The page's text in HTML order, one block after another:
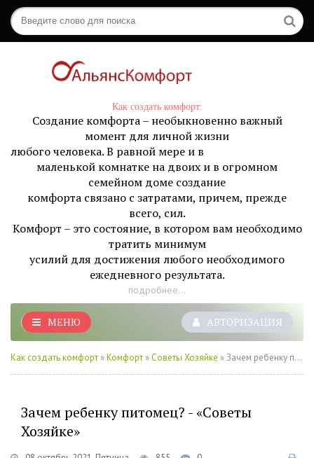
Как создать комфорт:
Создание комфорта – необыкновенно важный
момент для личной жизни
любого человека. В равной мере и в
маленькой комнатке на двоих и в огромном
семейном доме создание
комфорта связано с затратами, причем, прежде
всего, сил.
Комфорт – это состояние, в котором вам необходимо
тратить минимум
усилий для достижения любого необходимого
ежедневного результата.
подробнее...
АВТОРИЗАЦИЯ
МЕНЮ
Как создать комфорт »Комфорт »Советы Хозяйке » Зачем ребенку питомец? - «Советы Хозяйке»
Зачем ребенку питомец? - «Советы
Хозяйке»